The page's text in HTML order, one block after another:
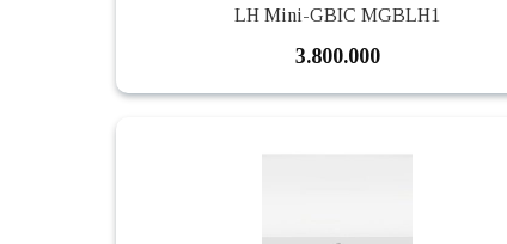
LH Mini-GBIC MGBLH1
3.800.000